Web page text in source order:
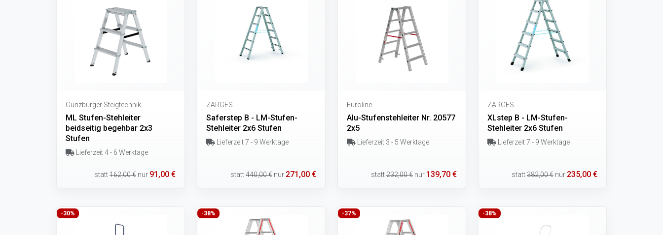
Günzburger Steigtechnik
ML Stufen-Stehleiter
beidseitig begehbar 2x3
Stufen
Lieferzeit 4 - 6 Werktage
statt162,00 € nur 91,00 €
ZARGES
Saferstep B - LM-Stufen-
Stehleiter 2x6 Stufen
Lieferzeit 7 - 9 Werktage
statt440,00 € nur 271,00 €
Euroline
Alu-Stufenstehleiter Nr. 20577
2x5
Lieferzeit 3 - 5 Werktage
statt232,00 € nur 139,70 €
ZARGES
XLstep B - LM-Stufen-
Stehleiter 2x6 Stufen
Lieferzeit 7 - 9 Werktage
statt382,00 € nur 235,00 €
-30% -38% -37% -38%